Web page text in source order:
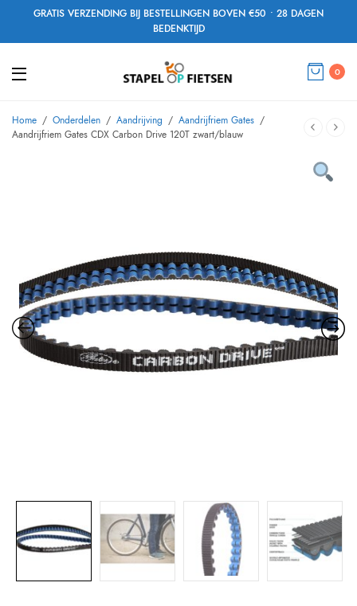
GRATIS VERZENDING BIJ BESTELLINGEN BOVEN €50 • 28 DAGEN
BEDENKTIJD
0
Home / Onderdelen / Aandrijving / Aandrijfriem Gates /
Aandrijfriem Gates CDX Carbon Drive 120T zwart/blauw